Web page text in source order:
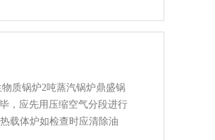
质锅炉2吨蒸汽锅炉鼎盛锅
，应先用压缩空气分段进行
载体炉如检查时应清除油